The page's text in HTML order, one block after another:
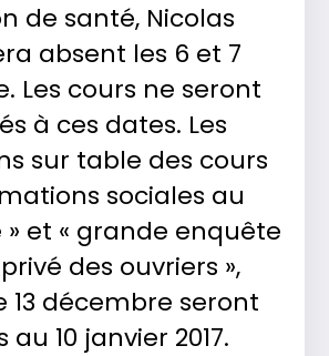
de santé, Nicolas
absent les 6 et 7
Les cours ne seront
à ces dates. Les
sur table des cours
sociales au
» et « grande enquête
des ouvriers »,
13 décembre seront
10 janvier 2017.